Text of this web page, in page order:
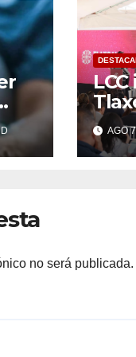
país
AGO
no será publicada.